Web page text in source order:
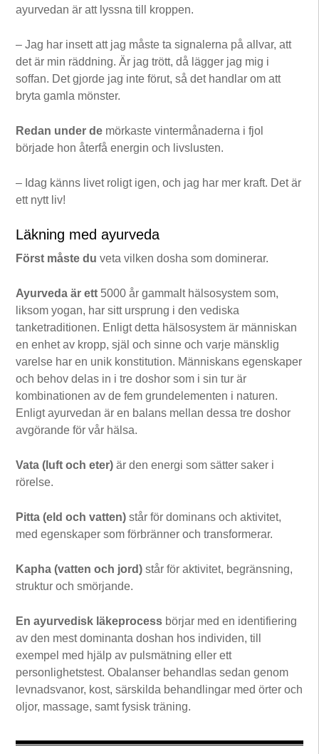
ayurvedan är att lyssna till kroppen.
– Jag har insett att jag måste ta signalerna på allvar, att
det är min räddning. Är jag trött, då lägger jag mig i
soffan. Det gjorde jag inte förut, så det handlar om att
bryta gamla mönster.
Redan under de mörkaste vintermånaderna i fjol
började hon återfå energin och livslusten.
– Idag känns livet roligt igen, och jag har mer kraft. Det är
ett nytt liv!
Läkning med ayurveda
Först måste du veta vilken dosha som dominerar.
Ayurveda är ett 5000 år gammalt hälsosystem som,
liksom yogan, har sitt ursprung i den vediska
tanketraditionen. Enligt detta hälsosystem är människan
en enhet av kropp, själ och sinne och varje mänsklig
varelse har en unik konstitution. Människans egenskaper
och behov delas in i tre doshor som i sin tur är
kombinationen av de fem grundelementen i naturen.
Enligt ayurvedan är en balans mellan dessa tre doshor
avgörande för vår hälsa.
Vata (luft och eter) är den energi som sätter saker i
rörelse.
Pitta (eld och vatten) står för dominans och aktivitet,
med egenskaper som förbränner och transformerar.
Kapha (vatten och jord) står för aktivitet, begränsning,
struktur och smörjande.
En ayurvedisk läkeprocess börjar med en identifiering
av den mest dominanta doshan hos individen, till
exempel med hjälp av pulsmätning eller ett
personlighetstest. Obalanser behandlas sedan genom
levnadsvanor, kost, särskilda behandlingar med örter och
oljor, massage, samt fysisk träning.